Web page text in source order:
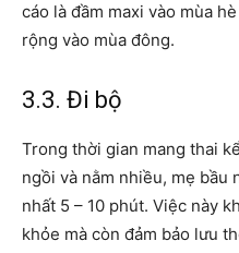
cáo là đầm maxi vào mùa
rộng vào mùa đông.
3.3. Đi bộ
Trong thời gian mang thai
ngồi và nằm nhiều, mẹ
nhất 5 – 10 phút. Việc này
khỏe mà còn đảm bảo lưu